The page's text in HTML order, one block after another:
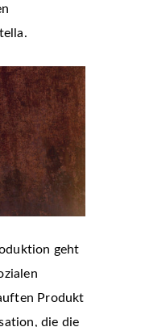
geht
Produkt
die die